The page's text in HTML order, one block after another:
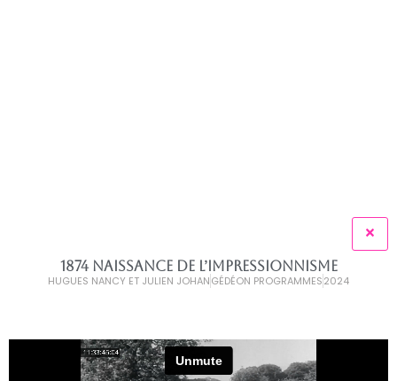
1874 NAISSANCE DE L’IMPRESSIONNISME
HUGUES NANCY ET JULIEN JOHANGÉDÉON PROGRAMMES2024